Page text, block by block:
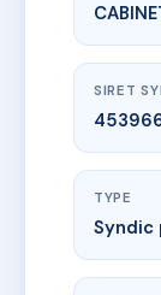
SIRET
TYPE
Syndic